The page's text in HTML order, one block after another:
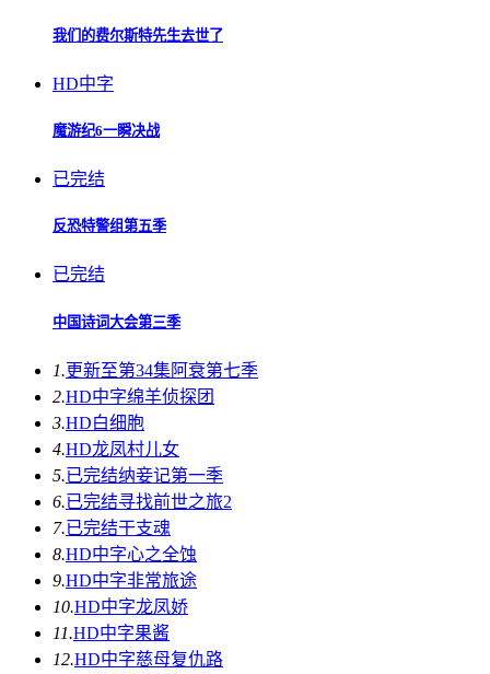
我们的费尔斯特先生去世了
HD中字
魔游纪6一瞬决战
已完结
反恐特警组第五季
已完结
中国诗词大会第三季
1.更新至第34集阿衰第七季
2.HD中字绵羊侦探团
3.HD白细胞
4.HD龙凤村儿女
5.已完结纳妾记第一季
6.已完结寻找前世之旅2
7.已完结干支魂
8.HD中字心之全蚀
9.HD中字非常旅途
10.HD中字龙凤娇
11.HD中字果酱
12.HD中字慈母复仇路